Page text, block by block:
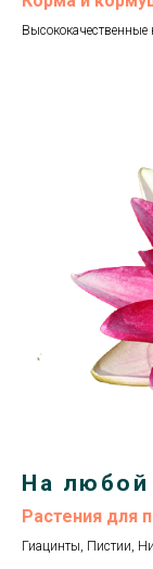
На любой
Растения для
Гиацинты, Пистии,